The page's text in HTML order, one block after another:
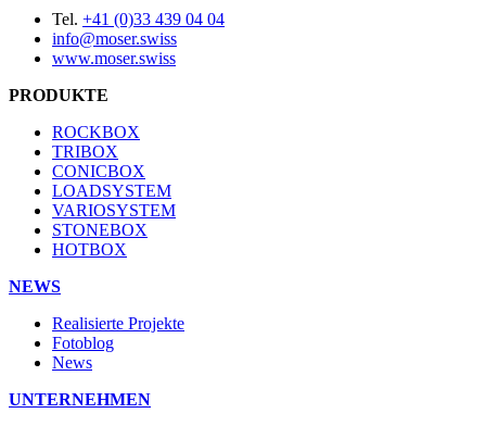
Tel. +41 (0)33 439 04 04
info@moser.swiss
www.moser.swiss
PRODUKTE
ROCKBOX
TRIBOX
CONICBOX
LOADSYSTEM
VARIOSYSTEM
STONEBOX
HOTBOX
NEWS
Realisierte Projekte
Fotoblog
News
UNTERNEHMEN